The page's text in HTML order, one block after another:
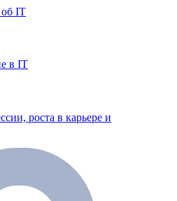
IT
в IT
роста в карьере и